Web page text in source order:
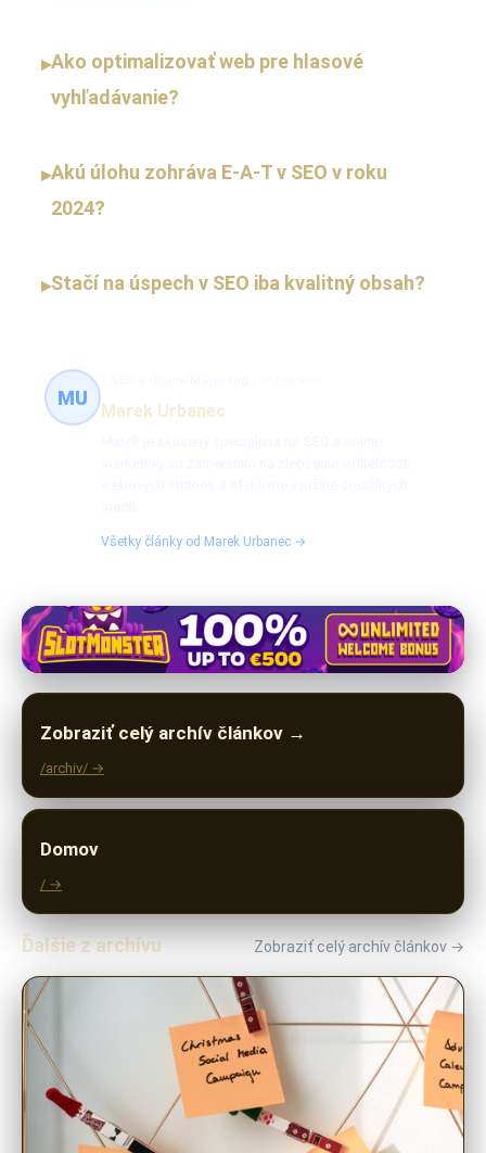
▸Ako optimalizovať web pre hlasové
vyhľadávanie?
▸Akú úlohu zohráva E-A-T v SEO v roku
2024?
▸Stačí na úspech v SEO iba kvalitný obsah?
MU
Marek Urbanec
Všetky články od Marek Urbanec →
Zobraziť celý archív článkov →
/archiv/ →
Domov
/ →
Ďalšie z archívu Zobraziť celý archív článkov →